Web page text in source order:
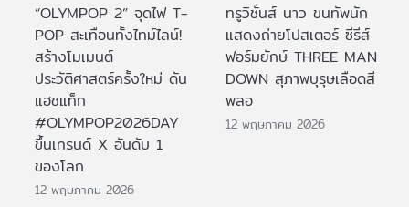
“OLYMPOP 2” จุดไฟ T-
POP สะเทือนทั้งไทม์ไลน์!
สร้างโมเมนต์
ประวัติศาสตร์ครั้งใหม่ ดัน
แฮชแท็ก
#OLYMPOP2026DAY
ขึ้นเทรนด์ X อันดับ 1
ของโลก
12 พฤษภาคม 2026
ทรูวิชั่นส์ นาว ขนทัพนัก
แสดงถ่ายโปสเตอร์ ซีรีส์
ฟอร์มยักษ์ THREE MAN
DOWN สุภาพบุรุษเลือดสี
พลอ
12 พฤษภาคม 2026